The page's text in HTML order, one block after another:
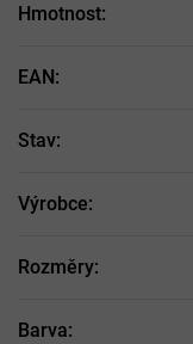
Hmotnost:
EAN:
Stav:
Výrobce:
Rozměry:
Barva: